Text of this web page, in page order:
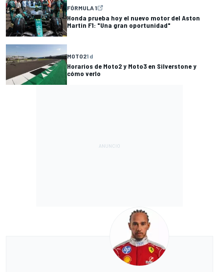
FÓRMULA 1
Honda prueba hoy el nuevo motor del Aston
Martin F1: "Una gran oportunidad"
MOTO21 d
Horarios de Moto2 y Moto3 en Silverstone y
cómo verlo